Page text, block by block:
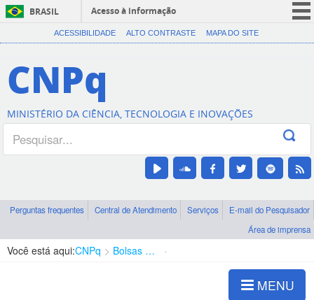
BRASIL
Acesso à informação
CORONAVÍRUS (COVID-19)
Canais
ACESSIBILIDADE ALTO CONTRASTE MAPA DO SITE
CNPq
MINISTÉRIO DA CIÊNCIA, TECNOLOGIA E INOVAÇÕES
Perguntas frequentes Central de Atendimento Serviços
E-mail do Pesquisador
Área de imprensa
Você está aqui:CNPq Bolsas e Auxílios Vigentes
MENU